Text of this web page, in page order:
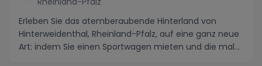
Erleben Sie das atemberaubende Hinterland von
Hinterweidenthal, Rheinland-Pfalz, auf eine ganz neue
Art: indem Sie einen Sportwagen mieten und die mal...